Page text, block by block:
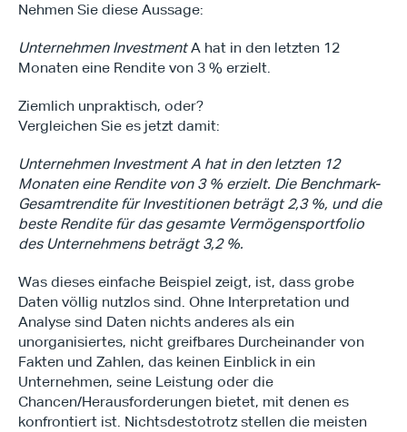
Nehmen Sie diese Aussage:
Unternehmen Investment A hat in den letzten 12
Monaten eine Rendite von 3 % erzielt.
Ziemlich unpraktisch, oder?
Vergleichen Sie es jetzt damit:
Unternehmen Investment A hat in den letzten 12
Monaten eine Rendite von 3 % erzielt. Die Benchmark-
Gesamtrendite für Investitionen beträgt 2,3 %, und die
beste Rendite für das gesamte Vermögensportfolio
des Unternehmens beträgt 3,2 %.
Was dieses einfache Beispiel zeigt, ist, dass grobe
Daten völlig nutzlos sind. Ohne Interpretation und
Analyse sind Daten nichts anderes als ein
unorganisiertes, nicht greifbares Durcheinander von
Fakten und Zahlen, das keinen Einblick in ein
Unternehmen, seine Leistung oder die
Chancen/Herausforderungen bietet, mit denen es
konfrontiert ist. Nichtsdestotrotz stellen die meisten